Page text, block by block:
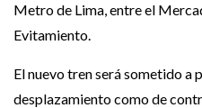
Metro de Lima, entre el
Evitamiento.
El nuevo tren será sometido a
desplazamiento como de